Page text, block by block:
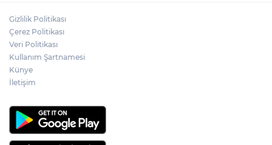
Gizlilik Politikası
Çerez Politikası
Veri Politikası
Kullanım Şartnamesi
Künye
İletişim